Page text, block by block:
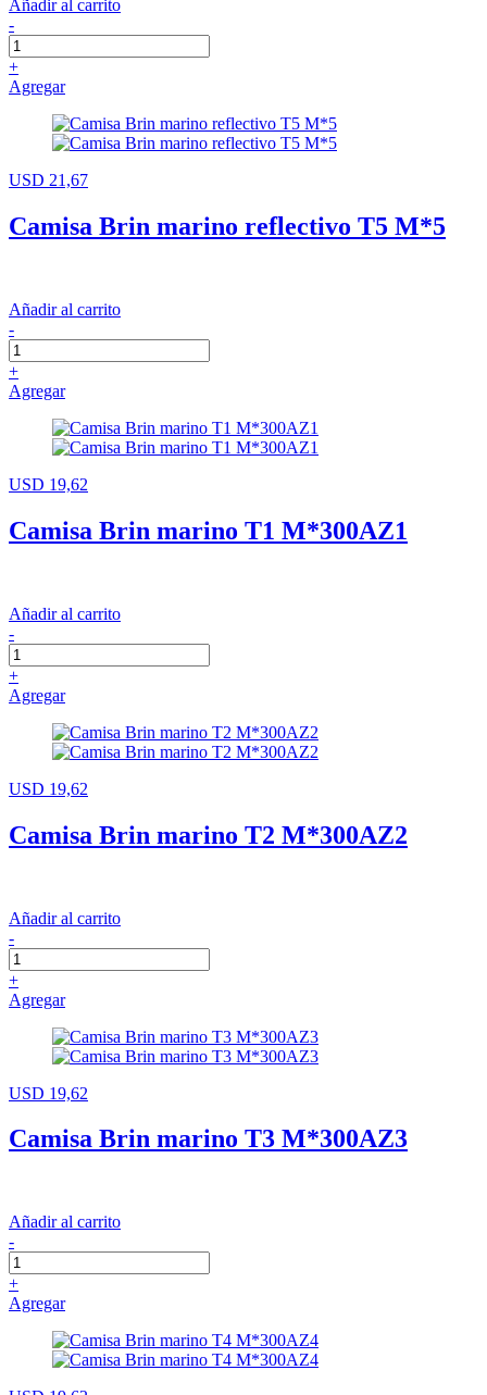
Añadir al carrito
-
+
Agregar
USD 21,67
Camisa Brin marino reflectivo T5 M*5
Añadir al carrito
-
+
Agregar
USD 19,62
Camisa Brin marino T1 M*300AZ1
Añadir al carrito
-
+
Agregar
USD 19,62
Camisa Brin marino T2 M*300AZ2
Añadir al carrito
-
+
Agregar
USD 19,62
Camisa Brin marino T3 M*300AZ3
Añadir al carrito
-
+
Agregar